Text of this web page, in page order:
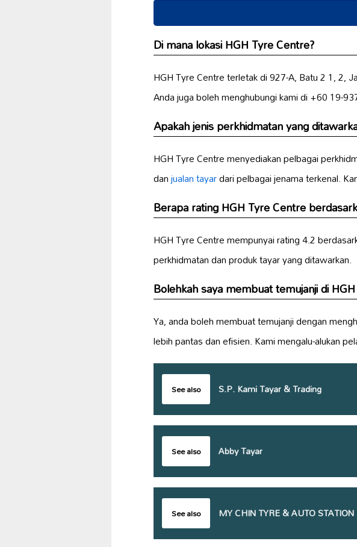
Di mana lokasi HGH Tyre Centre?
HGH Tyre Centre terletak di 927-A, Batu 2 1, 2,
Anda juga boleh menghubungi kami di +60 19-
Apakah jenis perkhidmatan yang
HGH Tyre Centre menyediakan pelbagai
danjualan tayardari pelbagai jenama terkenal.
Berapa rating HGH Tyre Centre
HGH Tyre Centre mempunyai rating 4.2
perkhidmatan dan produk tayar yang ditawarkan.
Bolehkah saya membuat temujanji di
Ya, anda boleh membuat temujanji dengan
lebih pantas dan efisien. Kami mengalu-alukan
See also S.P. Kami Tayar & Trading
See also Abby Tayar
See also MY CHIN TYRE & AUTO STATION